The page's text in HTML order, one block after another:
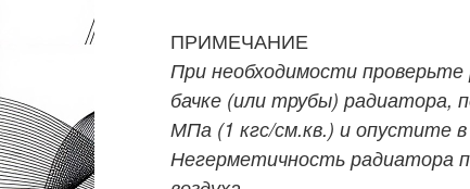
ПРИМЕЧАНИЕ
При необходимости
бачке (или трубы) радиатора,
МПа (1 кгс/см.кв.) и опустите
Негерметичность радиатора